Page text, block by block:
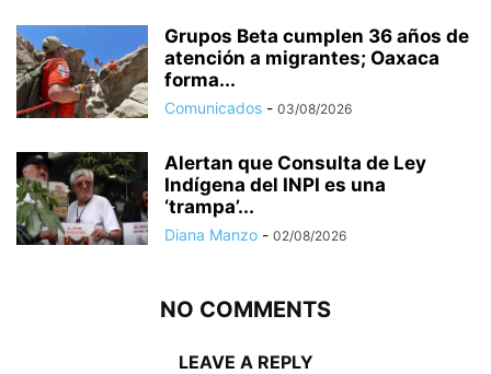
Grupos Beta cumplen 36 años de
atención a migrantes; Oaxaca
forma...
Comunicados - 03/08/2026
Alertan que Consulta de Ley
Indígena del INPI es una
‘trampa’...
Diana Manzo - 02/08/2026
NO COMMENTS
LEAVE A REPLY